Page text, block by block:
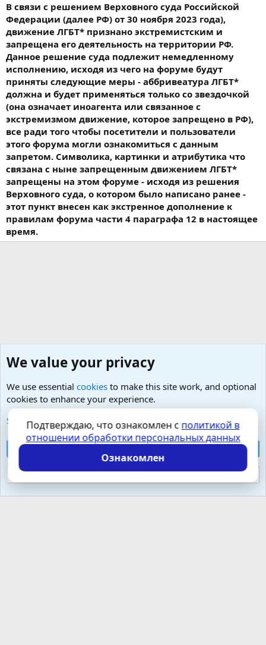
В связи с решением Верховного суда Российской
Федерации (далее РФ) от 30 ноября 2023 года),
движение ЛГБТ* признано экстремистским и
запрещена его деятельность на территории РФ.
Данное решение суда подлежит немедленному
исполнению, исходя из чего на форуме будут
приняты следующие меры - аббривеатура ЛГБТ*
должна и будет применяться только со звездочкой
(она означает иноагента или связанное с
экстремизмом движение, которое запрещено в РФ),
все ради того чтобы посетители и пользователи
этого форума могли ознакомиться с данным
запретом. Символика, картинки и атрибутика что
связана с ныне запрещенным движением ЛГБТ*
запрещены на этом форуме - исходя из решения
Верховного суда, о котором было написано ранее -
этот пункт внесен как экстренное дополнение к
правилам форума части 4 параграфа 12 в настоящее
время.
Любые вопросы от Гостей - анонимно
Cookies
Russian (RU)
Условия и правила
Политика конфиденциальности
Помощь
S
S
Локализация отXenForo.Info
We value your privacy
We use essential cookies to make this site work, and optional
cookies to enhance your experience.
See further information and configure your preferences
Reject optional cookies
Подтверждаю, что ознакомлен с политикой в
отношении обработки персональных данных
Ознакомлен